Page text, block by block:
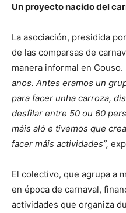
Un proyecto nacido del
La asociación, presidida
de las comparsas de
manera informal en Couso.
anos. Antes eramos un
para facer unha carroza,
desfilar entre 50 ou 60
máis aló e tivemos que
facer máis actividades”,
El colectivo, que agrupa a
en época de carnaval,
actividades que organiza